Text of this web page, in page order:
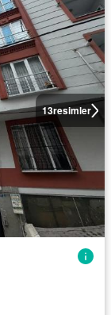
13resimler